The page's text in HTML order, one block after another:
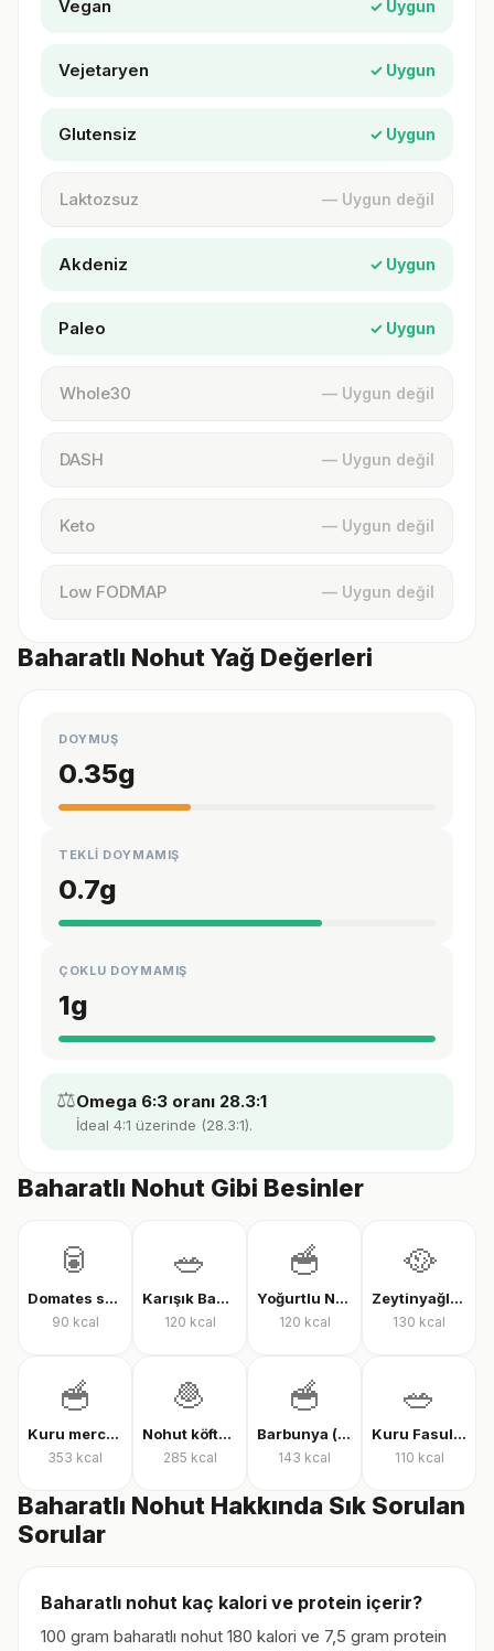
Vegan ✓ Uygun
Vejetaryen ✓ Uygun
Glutensiz ✓ Uygun
Laktozsuz — Uygun değil
Akdeniz ✓ Uygun
Paleo ✓ Uygun
Whole30 — Uygun değil
DASH — Uygun değil
Keto — Uygun değil
Low FODMAP — Uygun değil
Baharatlı Nohut Yağ Değerleri
DOYMUŞ
0.35g
TEKLİ DOYMAMIŞ
0.7g
ÇOKLU DOYMAMIŞ
1g
⚖️Omega 6:3 oranı 28.3:1
İdeal 4:1 üzerinde (28.3:1).
Baharatlı Nohut Gibi Besinler
🥫
Domates soslu kuru fasulye
90 kcal
🥗
Karışık Baklagil Salatası
120 kcal
🥣
Yoğurtlu Nohut
120 kcal
🥘
Zeytinyağlı kuru fasulye
130 kcal
🥣
Kuru mercimek
353 kcal
🧆
Nohut köftesi
285 kcal
🥣
Barbunya (pişmiş)
143 kcal
🥗
Kuru Fasulye Salatası
110 kcal
Baharatlı Nohut Hakkında Sık Sorulan
Sorular
Baharatlı nohut kaç kalori ve protein içerir?
100 gram baharatlı nohut 180 kalori ve 7,5 gram protein